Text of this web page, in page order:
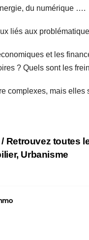
du numérique ….
liés aux
et les
? Quels sont les
complexes, mais elles
Retrouvez toutes
Urbanisme